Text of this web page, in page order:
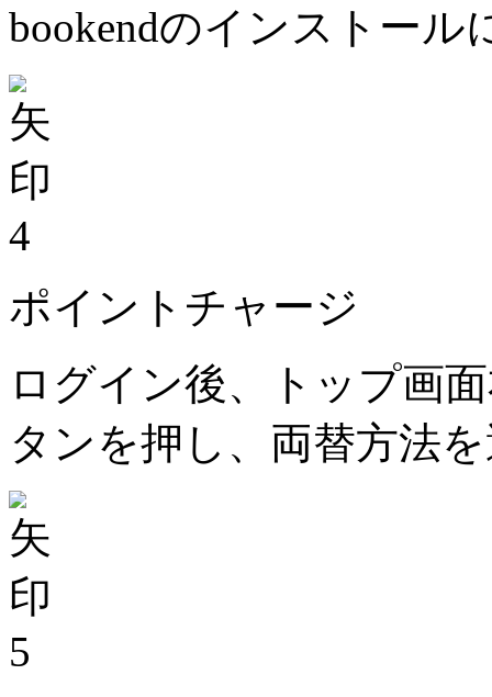
bookendのインストール
4
ポイントチャージ
ログイン後、トップ画
タンを押し、両替方法
5